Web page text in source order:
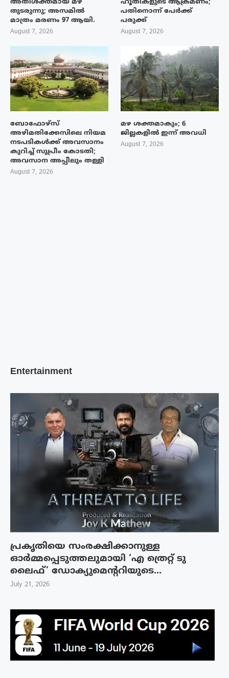
അതിശക്തമായ മഴ
തുടരുന്നു; അസമിൽ
മാത്രം മരണം 97 ആയി.
August 7, 2026
ഹൂതികളുടെ ആക്രമണം;
പതിനൊന്ന് പേർക്ക്
പരുക്ക്
August 7, 2026
ബോഫോഴ്‌സ്
അഴിമതിക്കേസിലെ നിയമ
നടപടികൾക്ക് അവസാനം
കുറിച്ച് സുപ്രീം കോടതി;
അവസാന അപ്പീലും തള്ളി
August 7, 2026
മഴ ശക്തമാകും; 6
ജില്ലകളിൽ ഇന്ന് അവധി
August 7, 2026
Entertainment
പ്രകൃതിയെ സംരക്ഷിക്കാനുള്ള
ഓർമ്മപ്പെടുത്തലുമായി ‘എ ത്രെറ്റ് ടു
ലൈഫ്’ ഡോക്യുമെന്ററിയുടെ...
July 21, 2026